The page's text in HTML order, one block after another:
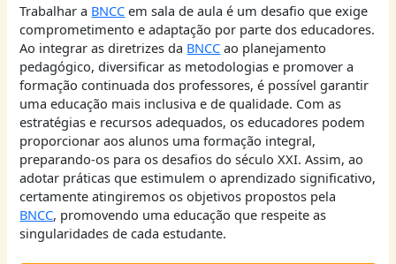
Trabalhar a BNCC em sala de aula é um desafio que exige
comprometimento e adaptação por parte dos educadores.
Ao integrar as diretrizes da BNCC ao planejamento
pedagógico, diversificar as metodologias e promover a
formação continuada dos professores, é possível garantir
uma educação mais inclusiva e de qualidade. Com as
estratégias e recursos adequados, os educadores podem
proporcionar aos alunos uma formação integral,
preparando-os para os desafios do século XXI. Assim, ao
adotar práticas que estimulem o aprendizado significativo,
certamente atingiremos os objetivos propostos pela
BNCC, promovendo uma educação que respeite as
singularidades de cada estudante.